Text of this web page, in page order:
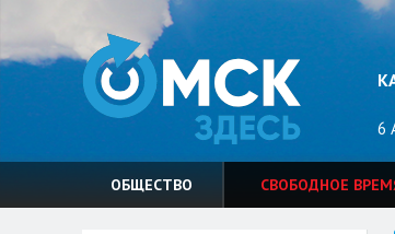
6
ОБЩЕСТВО СВОБОДНОЕ